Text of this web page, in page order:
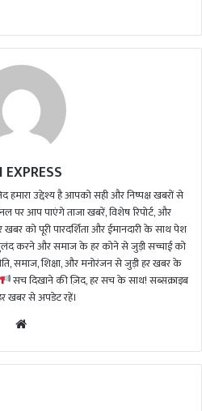
EXPRESS
उद्देश्य है आपको सही और निष्पक्ष खबरों से
पर आप पाएंगे ताजा खबरें, विशेष रिपोर्ट, और
खबर को पूरी पारदर्शिता और ईमानदारी के साथ पेश
करने और समाज के हर कोने से जुड़ी सच्चाई को
समाज, शिक्षा, और मनोरंजन से जुड़ी हर खबर के
सच दिखाने की ज़िद, हर सच के साथ! सब्सक्राइब
खबर से अपडेट रहें।
te